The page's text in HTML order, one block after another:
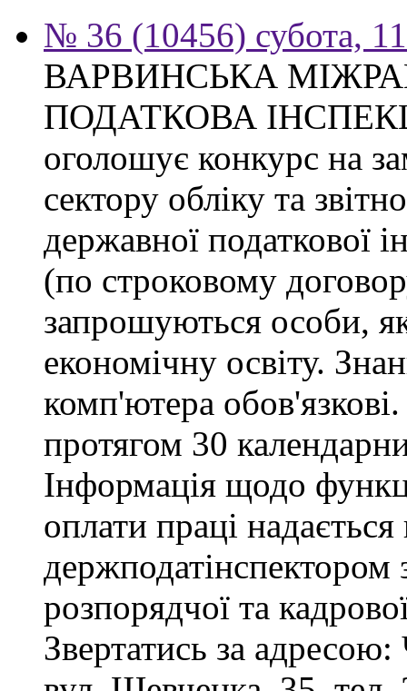
№ 36 (10456) субота,
ВАРВИНСЬКА
ПОДАТКОВА
оголошує конкурс на
сектору обліку та
державної податкової
(по строковому
запрошуються особи,
економічну освіту.
комп'ютера
протягом 30
Інформація щодо
оплати праці
держподатінспектором
розпорядчої та
Звертатись за адресою: